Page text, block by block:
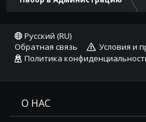
Русский (RU)
Обратная связь
Условия и
Политика
О НАС